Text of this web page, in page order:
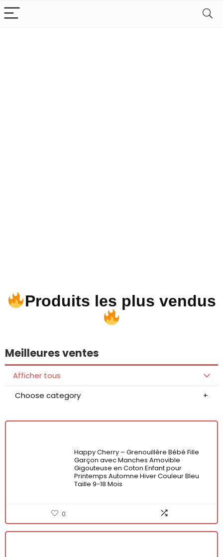
Produits les plus vendus
Meilleures ventes
Afficher tous
Choose category
Happy Cherry – Grenouillère Bébé Fille
Garçon avec Manches Amovible
Gigouteuse en Coton Enfant pour
Printemps Automne Hiver Couleur Bleu
Taille 9-18 Mois
0